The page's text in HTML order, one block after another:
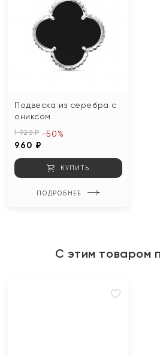
Подвеска из серебра с
ониксом
1 920 ₽
960 ₽
-50%
КУПИТЬ
ПОДРОБНЕЕ
С этим товаром